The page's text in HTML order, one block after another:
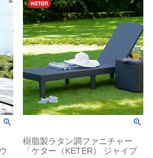
樹脂製ラタン調ファニチャー
「ケター（KETER） ジャイプ